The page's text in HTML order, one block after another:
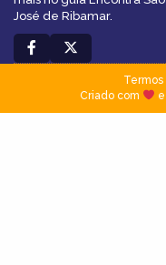
José de Ribamar.
Termos|
Criado com
e